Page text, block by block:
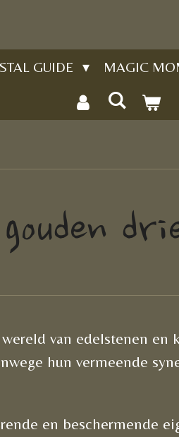
GUIDE MAGIC
van edelstenen
hun vermeende
en beschermende